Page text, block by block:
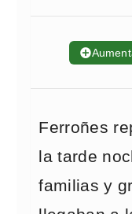
➕
Ferroñes
la tarde
familias y